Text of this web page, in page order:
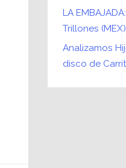
LA
Trillones (MEX)
Analizamos
disco de